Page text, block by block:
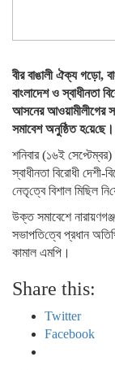
বীর বাঙালী ঐক্য গড়ো,
বাংলাদেশ ও স্বাধীনতা
আসনের আওয়ামীলীগের
সমাবেশ অনু‌ষ্ঠিত হ‌য়ে‌ছে।
শনিবার (১৬ই
স্বাধীনতা বিরোধী দেশী-
‌নেতৃ‌ত্বে বিশাল মি‌ছিল
উক্ত সমাবেশে
সভাপ‌তি‌ত্বে প্রধান
কামাল এমপি।
Share this:
Twitter
Facebook